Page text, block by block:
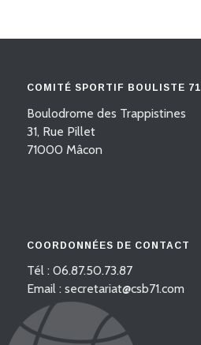
COMITÉ SPORTIF BOULISTE 71
Boulodrome des Trappistines
31, Rue Pillet
71000 Mâcon
COORDONNÉES DE CONTACT
Tél : 06.87.50.73.87
Email : secretariat@csb71.com